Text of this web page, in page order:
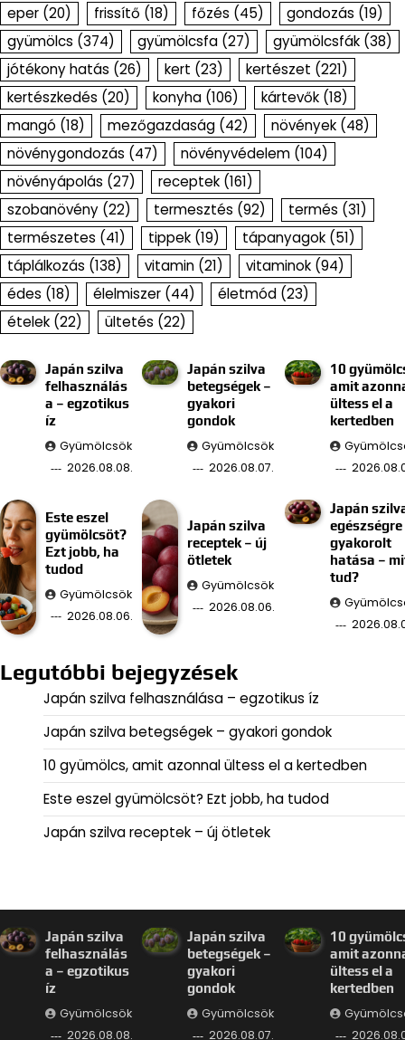
eper (20) frissítő (18) főzés (45) gondozás (19)
gyümölcs (374) gyümölcsfa (27) gyümölcsfák (38)
jótékony hatás (26) kert (23) kertészet (221)
kertészkedés (20) konyha (106) kártevők (18)
mangó (18) mezőgazdaság (42) növények (48)
növénygondozás (47) növényvédelem (104)
növényápolás (27) receptek (161)
szobanövény (22) termesztés (92) termés (31)
természetes (41) tippek (19) tápanyagok (51)
táplálkozás (138) vitamin (21) vitaminok (94)
édes (18) élelmiszer (44) életmód (23)
ételek (22) ültetés (22)
Japán szilva
felhasználás
a – egzotikus
íz
Gyümölcsök
2026.08.08.
Japán szilva
betegségek –
gyakori
gondok
Gyümölcsök
2026.08.07.
10
amit
ültess el a
kertedben
Este eszel
gyümölcsöt?
Ezt jobb, ha
tudod
Gyümölcsök
2026.08.06.
Japán szilva
receptek – új
ötletek
Gyümölcsök
2026.08.06.
Japán
egészségre
gyakorolt
hatása –
tud?
Legutóbbi bejegyzések
Japán szilva felhasználása – egzotikus íz
Japán szilva betegségek – gyakori gondok
10 gyümölcs, amit azonnal ültess el a kertedben
Este eszel gyümölcsöt? Ezt jobb, ha tudod
Japán szilva receptek – új ötletek
Japán szilva
felhasználás
a – egzotikus
íz
Gyümölcsök
2026.08.08.
Japán szilva
betegségek –
gyakori
gondok
Gyümölcsök
2026.08.07.
10
amit
ültess el a
kertedben